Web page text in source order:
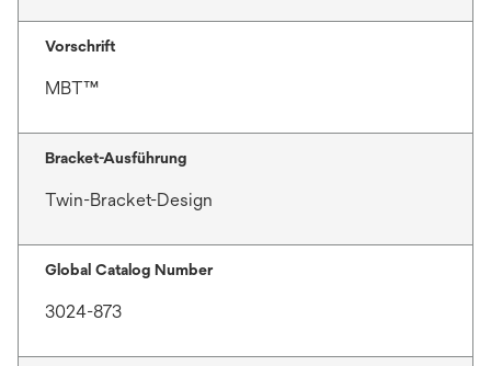
Vorschrift
MBT™
Bracket-Ausführung
Twin-Bracket-Design
Global Catalog Number
3024-873